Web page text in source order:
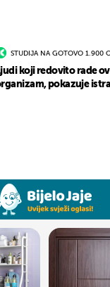
STUDIJA NA GOTOVO 1.900
koji redovito rade
pokazuje